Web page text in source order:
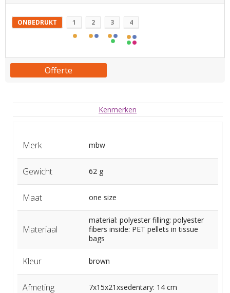
ONBEDRUKT 1 2 3 4
Offerte
Kenmerken
Merk mbw
Gewicht 62 g
Maat one size
Materiaal
material: polyester filling: polyester
fibers inside: PET pellets in tissue
bags
Kleur brown
Afmeting 7x15x21xsedentary: 14 cm